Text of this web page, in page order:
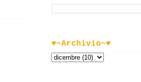
♥~Archivio~♥